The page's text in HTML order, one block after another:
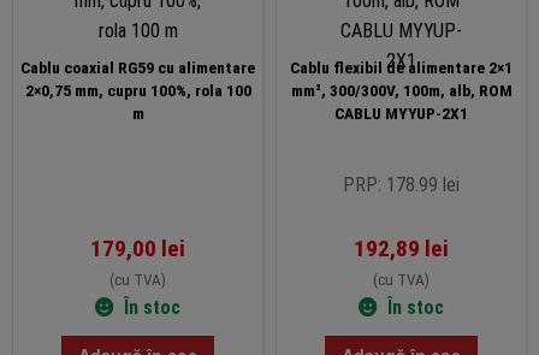
Cablu coaxial RG59 cu alimentare
2×0,75 mm, cupru 100%, rola 100
m
179,00 lei
(cu TVA)
În stoc
Cablu flexibil de alimentare 2×1
mm², 300/300V, 100m, alb, ROM
CABLU MYYUP-2X1
PRP: 178.99 lei
192,89 lei
(cu TVA)
În stoc